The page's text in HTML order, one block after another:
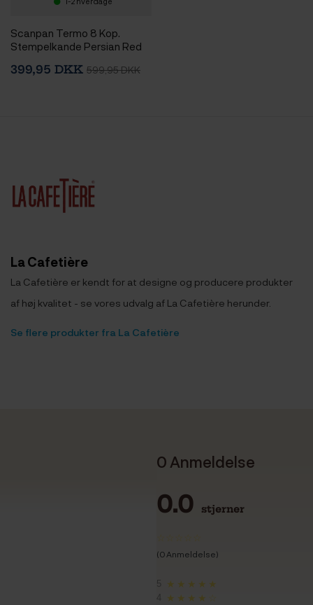
Scanpan Termo 8 Kop.
Stempelkande Persian Red
399,95 DKK 599,95 DKK
La Cafetière
La Cafetière er kendt for at designe og producere produkter
af høj kvalitet - se vores udvalg af La Cafetière herunder.
Se flere produkter fra La Cafetière
0 Anmeldelse
0.0 stjerner
(0 Anmeldelse)
5 ★★★★★
★★★★☆